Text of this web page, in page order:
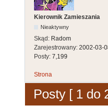
Kierownik Zamieszania
Nieaktywny
Skąd: Radom
Zarejestrowany: 2002-03-
Posty: 7,199
Strona
Posty [ 1 do